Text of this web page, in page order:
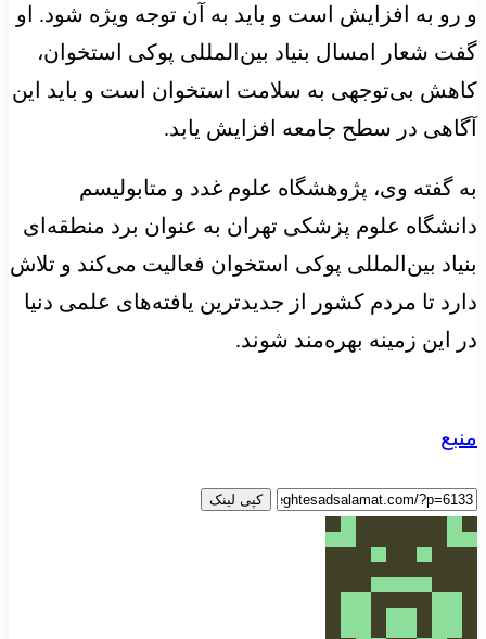
و رو به افزایش است و باید به آن توجه ویژه شود. او
گفت شعار امسال بنیاد بین‌المللی پوکی استخوان،
کاهش بی‌توجهی به سلامت استخوان است و باید این
آگاهی در سطح جامعه افزایش یابد.
به گفته وی، پژوهشگاه علوم غدد و متابولیسم
دانشگاه علوم پزشکی تهران به عنوان برد منطقه‌ای
بنیاد بین‌المللی پوکی استخوان فعالیت می‌کند و تلاش
دارد تا مردم کشور از جدیدترین یافته‌های علمی دنیا
در این زمینه بهره‌مند شوند.
منبع
کپی لینک